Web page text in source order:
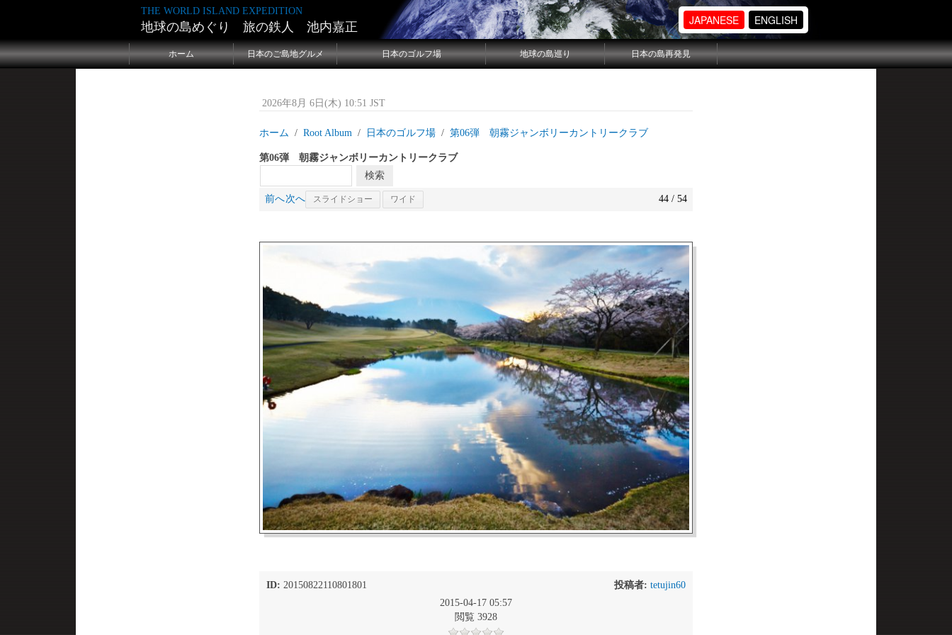
THE WORLD ISLAND EXPEDITION
地球の島めぐり 旅の鉄人 池内嘉正 JAPANESE ENGLISH
ホーム 日本のご島地グルメ 日本のゴルフ場 地球の島巡り 日本の島再発見
2026年8月 6日(木) 10:51 JST
ホーム Root Album 日本のゴルフ場 第06弾 朝霧ジャンボリーカントリークラブ
第06弾 朝霧ジャンボリーカントリークラブ
前へ次へ スライドショー ワイド 44 / 54
ID: 20150822110801801 投稿者: tetujin60
2015-04-17 05:57
閲覧 3928